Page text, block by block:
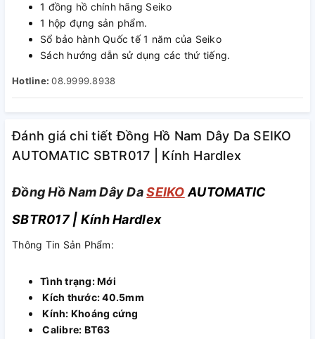
1 đồng hồ chính hãng Seiko
1 hộp đựng sản phẩm.
Sổ bảo hành Quốc tế 1 năm của Seiko
Sách hướng dẫn sử dụng các thứ tiếng.
Hotline:08.9999.8938
Đánh giá chi tiết Đồng Hồ Nam Dây Da SEIKO
AUTOMATIC SBTR017 | Kính Hardlex
Đồng Hồ Nam Dây DaSEIKO AUTOMATIC
SBTR017 | Kính Hardlex
Thông Tin Sản Phẩm:
Tình trạng: Mới
Kích thước: 40.5mm
Kính: Khoáng cứng
Calibre: BT63